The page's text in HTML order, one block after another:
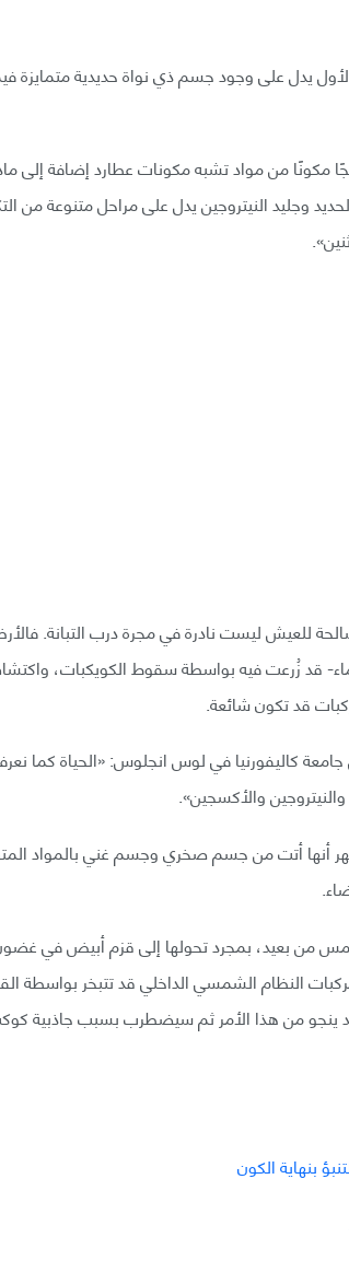
الأول يدل على وجود جسم ذي نواة حديدية متمايزة
مكونًا من مواد تشبه مكونات عطارد إضافة إلى
وجليد النيتروجين يدل على مراحل متنوعة من
صالحة للعيش ليست نادرة في مجرة درب التبانة.
قد زُرعت فيه بواسطة سقوط الكويكبات،
قد تكون شائعة.
كاليفورنيا في لوس انجلوس: «الحياة كما
والأكسجين».
أنها أتت من جسم صخري وجسم غني بالمواد
النظام الشمسي الداخلي قد تتبخر بواسطة
ينجو من هذا الأمر ثم سيضطرب بسبب جاذبية
بنهاية الكون